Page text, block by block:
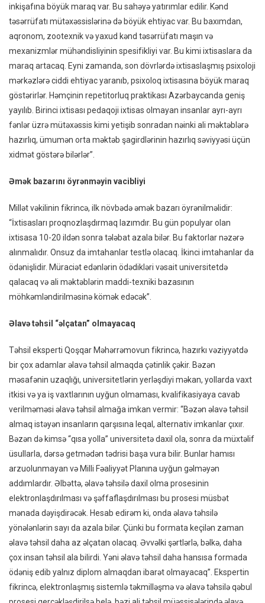
inkişafına böyük maraq var. Bu sahəyə yatırımlar edilir. Kənd
təsərrüfatı mütəxəssislərinə də böyük ehtiyac var. Bu baxımdan,
aqronom, zootexnik və yaxud kənd təsərrüfatı maşın və
mexanizmlər mühəndisliyinin spesifikliyi var. Bu kimi ixtisaslara da
maraq artacaq. Eyni zamanda, son dövrlərdə ixtisaslaşmış psixoloji
mərkəzlərə ciddi ehtiyac yaranıb, psixoloq ixtisasına böyük maraq
göstərirlər. Həmçinin repetitorluq praktikası Azərbaycanda geniş
yayılıb. Birinci ixtisası pedaqoji ixtisas olmayan insanlar ayrı-ayrı
fənlər üzrə mütəxəssis kimi yetişib sonradan nəinki ali məktəblərə
hazırlıq, ümumən orta məktəb şagirdlərinin hazırlıq səviyyəsi üçün
xidmət göstərə bilərlər”.
Əmək bazarını öyrənməyin vacibliyi
Millət vəkilinin fikrincə, ilk növbədə əmək bazarı öyrənilməlidir:
“İxtisasları proqnozlaşdırmaq lazımdır. Bu gün populyar olan
ixtisasa 10-20 ildən sonra tələbat azala bilər. Bu faktorlar nəzərə
alınmalıdır. Onsuz da imtahanlar testlə olacaq. İkinci imtahanlar da
ödənişlidir. Müraciət edənlərin ödədikləri vəsait universitetdə
qalacaq və ali məktəblərin maddi-texniki bazasının
möhkəmləndirilməsinə kömək edəcək”.
Əlavə təhsil “əlçatan” olmayacaq
Təhsil eksperti Qoşqar Məhərrəmovun fikrincə, hazırkı vəziyyətdə
bir çox adamlar əlavə təhsil almaqda çətinlik çəkir. Bəzən
məsafənin uzaqlığı, universitetlərin yerləşdiyi məkan, yollarda vaxt
itkisi və ya iş vaxtlarının uyğun olmaması, kvalifikasiyaya cavab
verilməməsi əlavə təhsil almağa imkan vermir: “Bəzən əlavə təhsil
almaq istəyən insanların qarşısına leqal, alternativ imkanlar çıxır.
Bəzən də kimsə “qısa yolla” universitetə daxil ola, sonra da müxtəlif
üsullarla, dərsə getmədən tədrisi başa vura bilir. Bunlar hamısı
arzuolunmayan və Milli Fəaliyyət Planına uyğun gəlməyən
addımlardır. Əlbəttə, əlavə təhsilə daxil olma prosesinin
elektronlaşdırılması və şəffaflaşdırılması bu prosesi müsbət
mənada dəyişdirəcək. Hesab edirəm ki, onda əlavə təhsilə
yönələnlərin sayı da azala bilər. Çünki bu formata keçilən zaman
əlavə təhsil daha az əlçatan olacaq. Əvvəlki şərtlərlə, bəlkə, daha
çox insan təhsil ala bilirdi. Yəni əlavə təhsil daha hansısa formada
ödəniş edib yalnız diplom almaqdan ibarət olmayacaq”. Ekspertin
fikrincə, elektronlaşmış sistemlə təkmilləşmə və əlavə təhsilə qəbul